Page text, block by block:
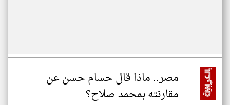
مصر.. ماذا قال حسام حسن عن
مقارنته بمحمد صلاح؟